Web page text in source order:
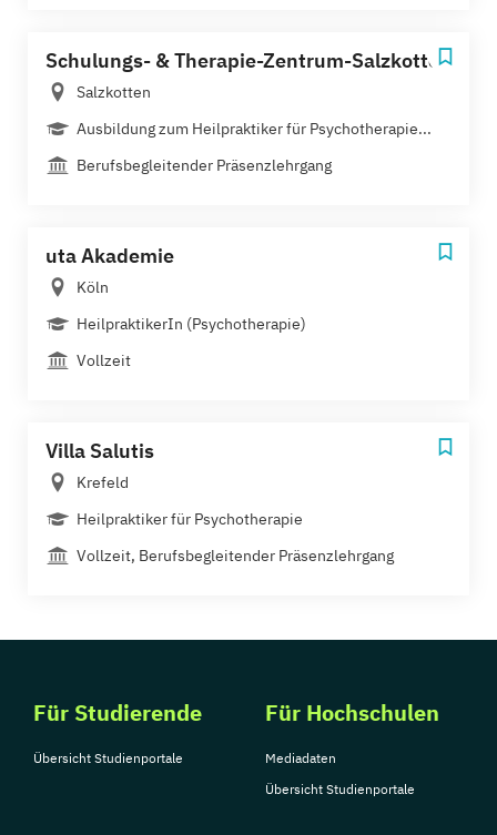
Schulungs- & Therapie-Zentrum-Salzkotten
Salzkotten
Ausbildung zum Heilpraktiker für Psychotherapie...
Berufsbegleitender Präsenzlehrgang
uta Akademie
Köln
HeilpraktikerIn (Psychotherapie)
Vollzeit
Villa Salutis
Krefeld
Heilpraktiker für Psychotherapie
Vollzeit, Berufsbegleitender Präsenzlehrgang
Für Studierende
Übersicht Studienportale
Für Hochschulen
Mediadaten
Übersicht Studienportale